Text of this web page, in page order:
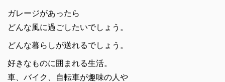
ガレージがあったら
どんな風に過ごしたいでしょう。
どんな暮らしが送れるでしょう。
好きなものに囲まれる生活。
車、バイク、自転車が趣味の人や